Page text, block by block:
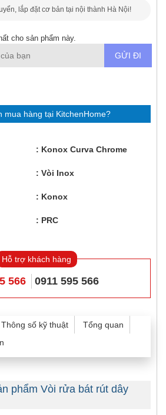
lắp đặt cơ bản tại nội thành Hà Nội!
cho sản phẩm này.
mua hàng tại KitchenHome?
Konox Curva Chrome
Vòi Inox
Konox
PRC
Hỗ trợ khách hàng
566 0911 595 566
Thông số kỹ thuật
Tổng quan
phẩm Vòi rửa bát rút dây